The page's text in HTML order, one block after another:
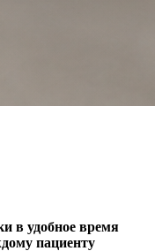
в удобное время
пациенту